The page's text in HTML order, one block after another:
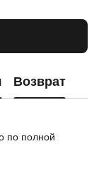
Возврат
по полной